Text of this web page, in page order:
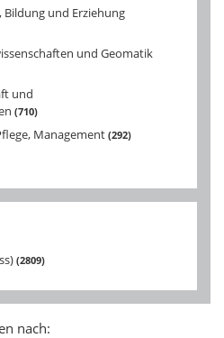
Bildung und Erziehung
und Geomatik
und
710
Management 292
2809
nach: